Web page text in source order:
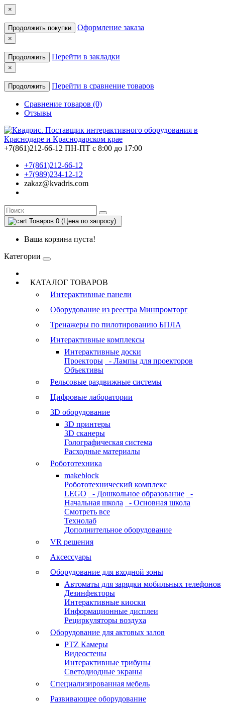
×
Продолжить покупки Оформление заказа
×
Продолжить Перейти в закладки
×
Продолжить Перейти в сравнение товаров
Сравнение товаров (0)
Отзывы
+7(861)212-66-12 ПН-ПТ с 8:00 до 17:00
+7(861)212-66-12
+7(989)234-12-12
zakaz@kvadris.com
Товаров 0 (Цена по запросу)
Ваша корзина пуста!
Категории
КАТАЛОГ ТОВАРОВ
Интерактивные панели
Оборудование из реестра Минпромторг
Тренажеры по пилотированию БПЛА
Интерактивные комплексы
Интерактивные доски
Проекторы
- Лампы для проекторов
Объективы
Рельсовые раздвижные системы
Цифровые лаборатории
3D оборудование
3D принтеры
3D сканеры
Голографическая система
Расходные материалы
Робототехника
makeblock
Робототехнический комплекс
LEGO
- Дошкольное образование
-
Начальная школа
- Основная школа
Смотреть все
Технолаб
Дополнительное оборудование
VR решения
Аксессуары
Оборудование для входной зоны
Автоматы для зарядки мобильных телефонов
Дезинфекторы
Интерактивные киоски
Информационные дисплеи
Рециркуляторы воздуха
Оборудование для актовых залов
PTZ Камеры
Видеостены
Интерактивные трибуны
Светодиодные экраны
Специализированная мебель
Развивающее оборудование